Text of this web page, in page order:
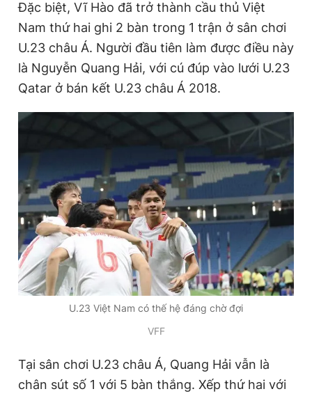
m
e
Đặc biệt, Vĩ Hào đã trở thành cầu thủ Việt
Nam thứ hai ghi 2 bàn trong 1 trận ở sân chơi
U.23 châu Á. Người đầu tiên làm được điều này
là Nguyễn Quang Hải, với cú đúp vào lưới U.23
Qatar ở bán kết U.23 châu Á 2018.
U.23 Việt Nam có thế hệ đáng chờ đợi
VFF
Tại sân chơi U.23 châu Á, Quang Hải vẫn là
chân sút số 1 với 5 bàn thắng. Xếp thứ hai với